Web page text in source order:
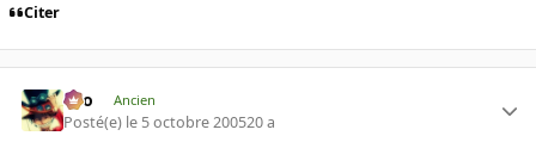
Citer
eYo Ancien
Posté(e) le 5 octobre 200520 a